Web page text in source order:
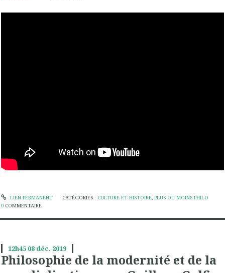
LIEN PERMANENT CATÉGORIES : CULTURE ET HISTOIRE, PLUS OU MOINS PHILO
0 COMMENTAIRE
12h45 08 déc. 2019
Philosophie de la modernité et de la